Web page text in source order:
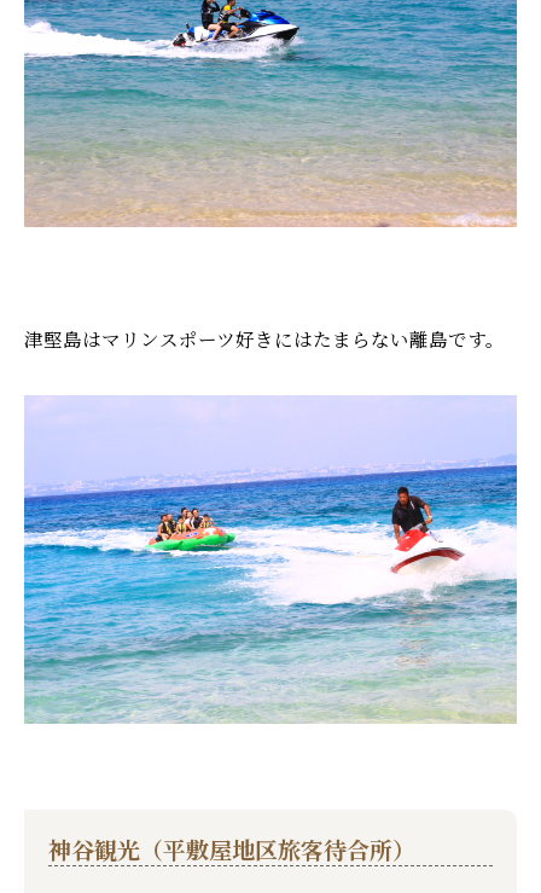
津堅島はマリンスポーツ好きにはたまらない離島です。
神谷観光（平敷屋地区旅客待合所）